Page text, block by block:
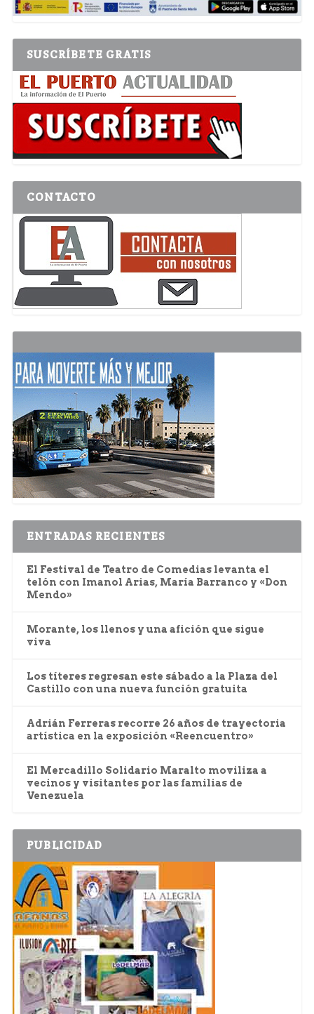
SUSCRÍBETE GRATIS
CONTACTO
ENTRADAS RECIENTES
El Festival de Teatro de Comedias levanta el
telón con Imanol Arias, María Barranco y «Don
Mendo»
Morante, los llenos y una afición que sigue
viva
Los títeres regresan este sábado a la Plaza del
Castillo con una nueva función gratuita
Adrián Ferreras recorre 26 años de trayectoria
artística en la exposición «Reencuentro»
El Mercadillo Solidario Maralto moviliza a
vecinos y visitantes por las familias de
Venezuela
PUBLICIDAD